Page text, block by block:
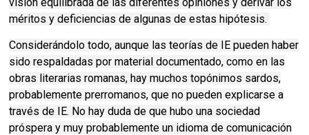
méritos y deficiencias de algunas de estas hipótesis.
Considerándolo todo, aunque las teorías de IE pueden haber
sido respaldadas por material documentado, como en las
obras literarias romanas, hay muchos topónimos sardos,
probablemente prerromanos, que no pueden explicarse a
través de IE. No hay duda de que hubo una sociedad
próspera y muy probablemente un idioma de comunicación